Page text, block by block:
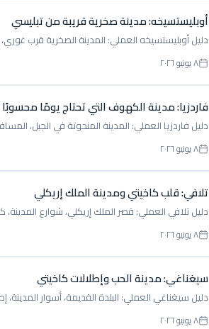
أوبليستسيخه: مدينة صخرية قريبة من تبليسي
دليل أوبليستسيخه العملي: المدينة الصخرية قرب
٨ يونيو ٢٠٢٦
فاردزيا: مدينة الكهوف التي تحتاج يومًا محسوبًا
دليل فاردزيا العملي: المدينة المنحوتة في الجبل،
٨ يونيو ٢٠٢٦
تلافي: قلب كاخيتي ومدينة الملك إريكلي
دليل تلافي العملي: قصر الملك إريكلي، شوارع
٨ يونيو ٢٠٢٦
سيغناغي: مدينة الحب وإطلالات كاخيتي
دليل سيغناغي العملي: البلدة القديمة، أسوار
٨ يونيو ٢٠٢٦